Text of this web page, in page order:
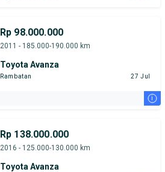
Rp 98.000.000
2011 - 185.000-190.000 km
Toyota Avanza
Rambatan 27 Jul
i
Rp 138.000.000
2016 - 125.000-130.000 km
Toyota Avanza